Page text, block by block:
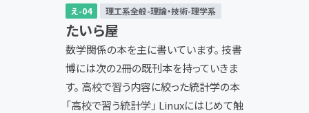
え-04 理工系全般-理論・技術-理学系
たいら屋
数学関係の本を主に書いています。 技書
博には次の2冊の既刊本を持っていきま
す。 高校で習う内容に絞った統計学の本
「高校で習う統計学」 Linuxにはじめて触